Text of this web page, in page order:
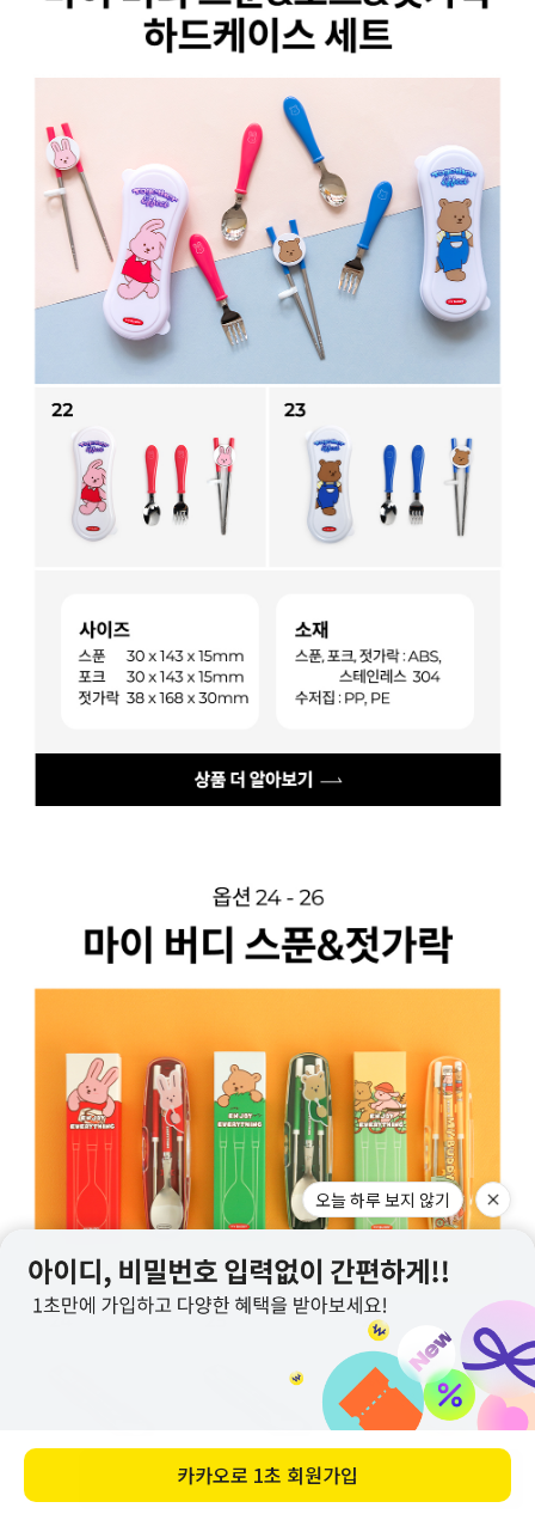
바로 구매하기
오늘 하루 보지 않기
카카오로 1초 회원가입